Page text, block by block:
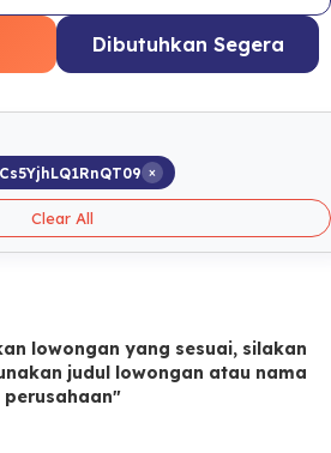
Dibutuhkan Segera
×
Clear All
lowongan yang sesuai, silakan
judul lowongan atau nama
perusahaan"